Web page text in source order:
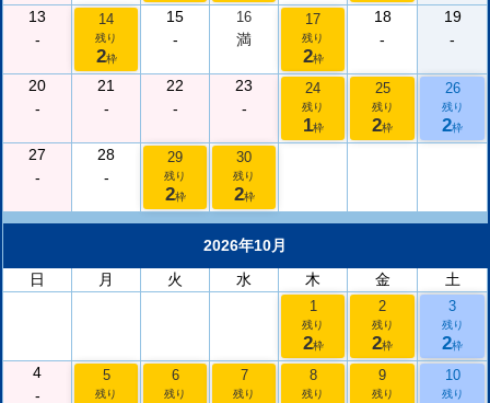
13
-
14
残り
2枠
15
-
16
満
17
残り
2枠
18
-
19
-
20
-
21
-
22
-
23
-
24
残り
1枠
25
残り
2枠
26
残り
2枠
27
-
28
-
29
残り
2枠
30
残り
2枠
2026年10月
日
月 火 水 木 金 土
1
残り
2枠
2
残り
2枠
3
残り
2枠
4
-
5
残り
6
残り
7
残り
8
残り
9
残り
10
残り